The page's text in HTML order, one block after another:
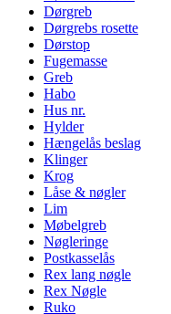
Dørgreb
Dørgrebs rosette
Dørstop
Fugemasse
Greb
Habo
Hus nr.
Hylder
Hængelås beslag
Klinger
Krog
Låse & nøgler
Lim
Møbelgreb
Nøgleringe
Postkasselås
Rex lang nøgle
Rex Nøgle
Ruko